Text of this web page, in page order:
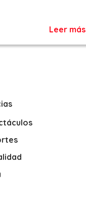
Leer más